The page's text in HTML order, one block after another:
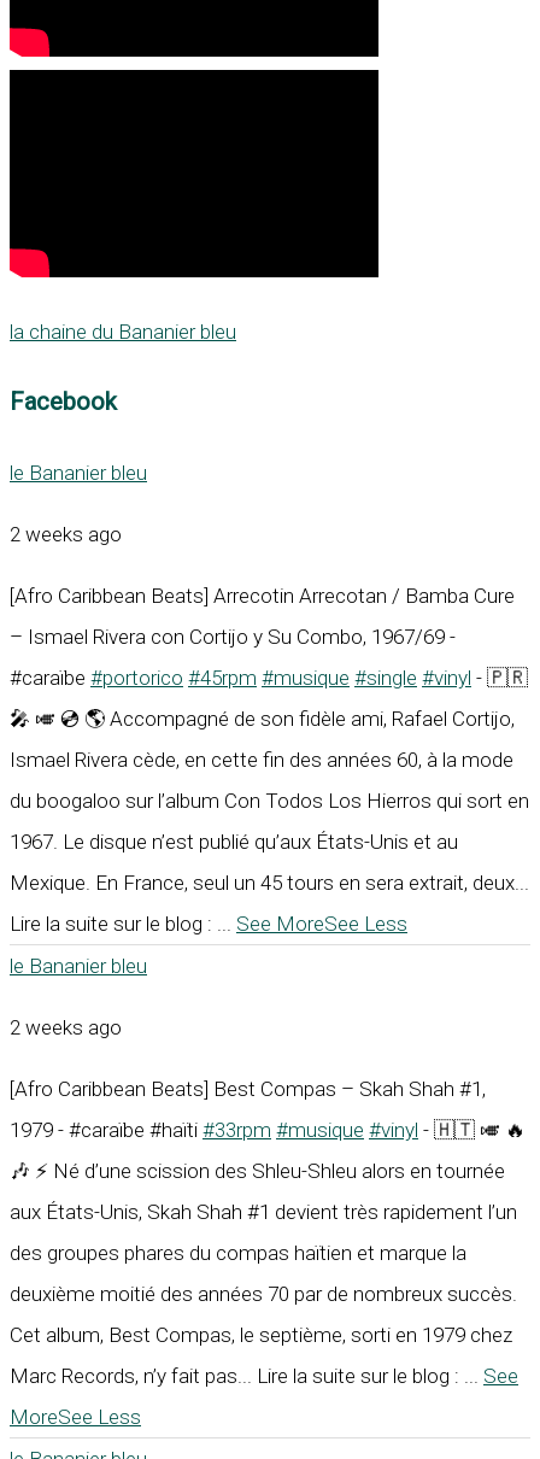
la chaine du Bananier bleu
Facebook
le Bananier bleu
2 weeks ago
[Afro Caribbean Beats] Arrecotin Arrecotan / Bamba Cure
– Ismael Rivera con Cortijo y Su Combo, 1967/69 -
#caraïbe #portorico #45rpm #musique #single #vinyl - 🇵🇷
🎤 🎺 💿 🌎 Accompagné de son fidèle ami, Rafael Cortijo,
Ismael Rivera cède, en cette fin des années 60, à la mode
du boogaloo sur l’album Con Todos Los Hierros qui sort en
1967. Le disque n’est publié qu’aux États-Unis et au
Mexique. En France, seul un 45 tours en sera extrait, deux...
Lire la suite sur le blog :
See MoreSee Less
le Bananier bleu
2 weeks ago
[Afro Caribbean Beats] Best Compas – Skah Shah #1,
1979 - #caraïbe #haïti #33rpm #musique #vinyl - 🇭🇹 🎺 🔥
🎶 ⚡ Né d’une scission des Shleu-Shleu alors en tournée
aux États-Unis, Skah Shah #1 devient très rapidement l’un
des groupes phares du compas haïtien et marque la
deuxième moitié des années 70 par de nombreux succès.
Cet album, Best Compas, le septième, sorti en 1979 chez
Marc Records, n’y fait pas... Lire la suite sur le blog :
See
MoreSee Less